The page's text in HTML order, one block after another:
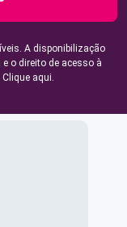
A disponibilização
o direito de acesso à
Clique aqui.